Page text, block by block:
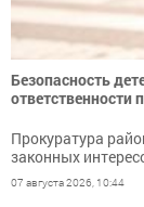
Безопасность
ответственности
Прокуратура
законных
07 августа 2026, 10:44